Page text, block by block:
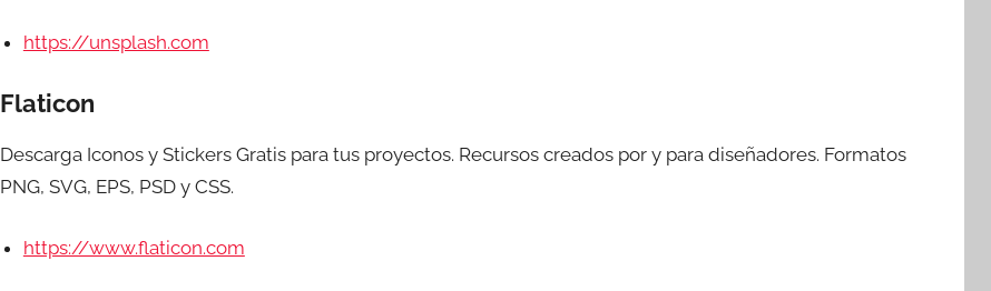
https://unsplash.com
Flaticon
Descarga Iconos y Stickers Gratis para tus proyectos. Recursos creados por y para diseñadores. Formatos
PNG, SVG, EPS, PSD y CSS.
https://www.flaticon.com